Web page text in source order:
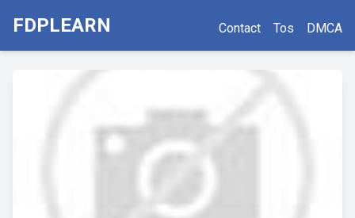
FDPLEARN Contact Tos DMCA